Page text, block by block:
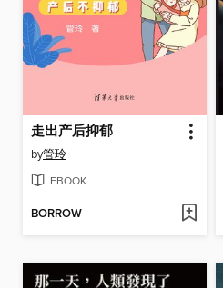
走出产后抑郁
by管玲
EBOOK
BORROW